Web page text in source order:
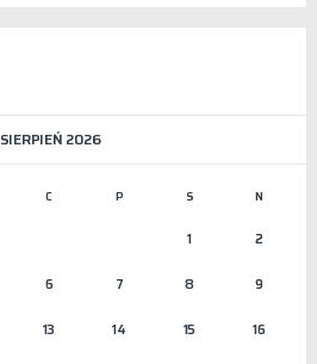
SIERPIEŃ 2026
C P S N
1 2
6 7 8 9
13 14 15 16